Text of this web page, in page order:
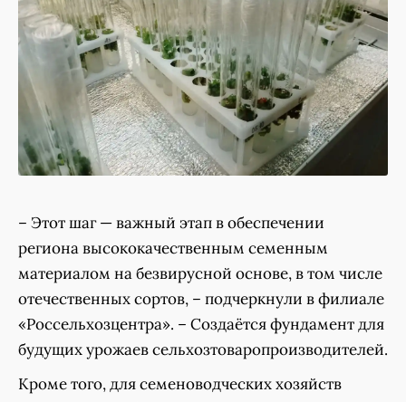
– Этот шаг — важный этап в обеспечении
региона высококачественным семенным
материалом на безвирусной основе, в том числе
отечественных сортов, – подчеркнули в филиале
«Россельхозцентра». – Создаётся фундамент для
будущих урожаев сельхозтоваропроизводителей.
Кроме того, для семеноводческих хозяйств